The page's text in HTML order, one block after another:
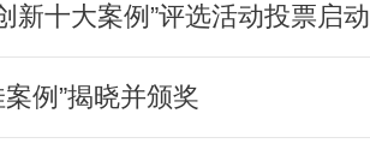
新十大案例”评选活动投票启动
例”揭晓并颁奖